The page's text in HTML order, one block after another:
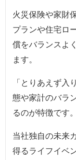
火災保険や家財
プランや住宅ロ
償をバランスよ
ます。
「とりあえず入
態や家計のバラ
るのが特徴です。
当社独自の未来
得るライフイベ